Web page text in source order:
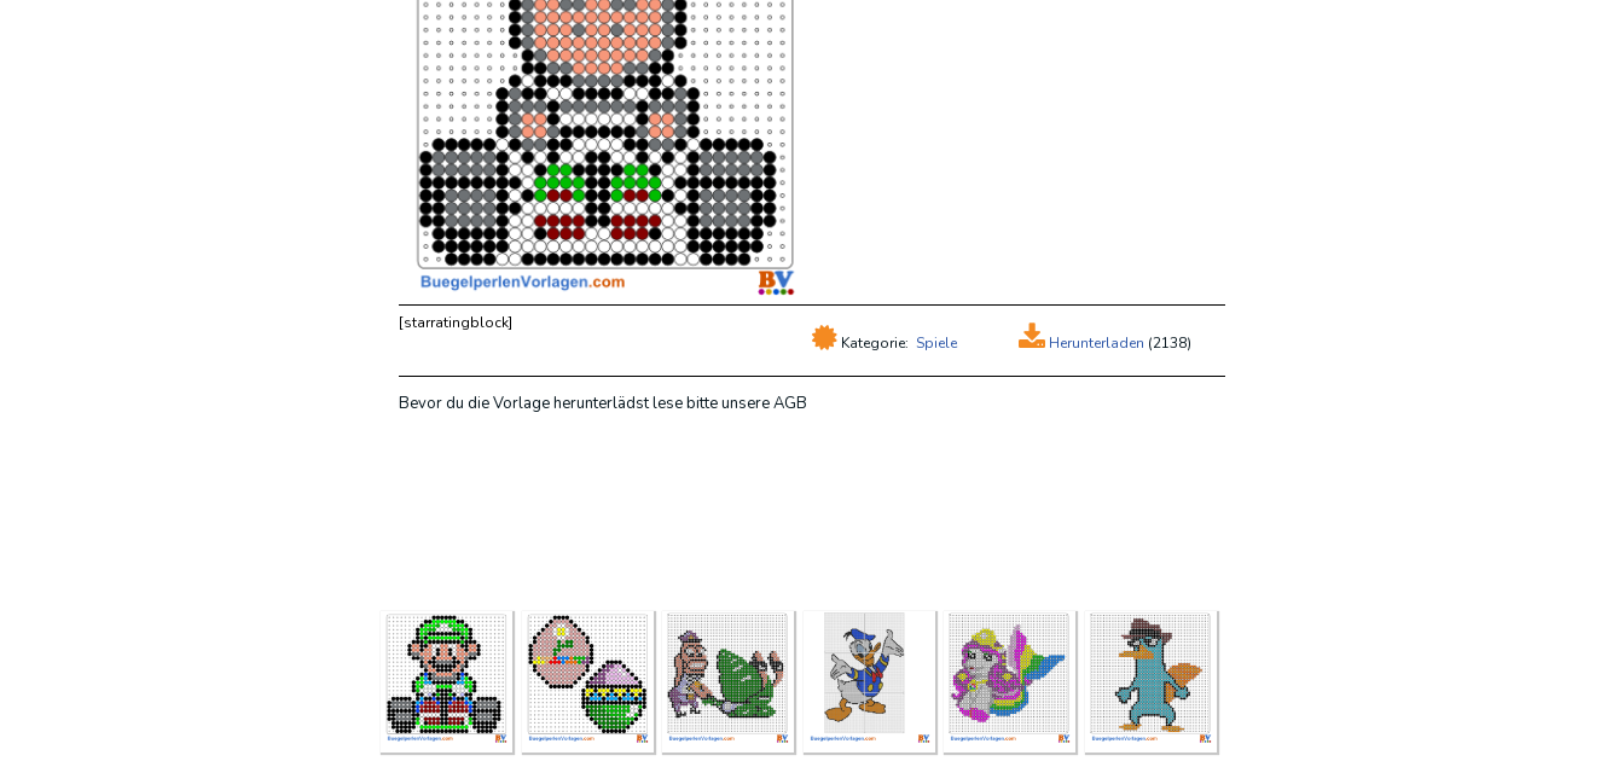
[starratingblock]
Herunterladen (2138)
Kategorie: Spiele
Bevor du die Vorlage herunterlädst lese bitte unsere AGB